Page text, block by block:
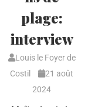
plage:
interview
Louis le Foyer de
Costil
21 août
2024